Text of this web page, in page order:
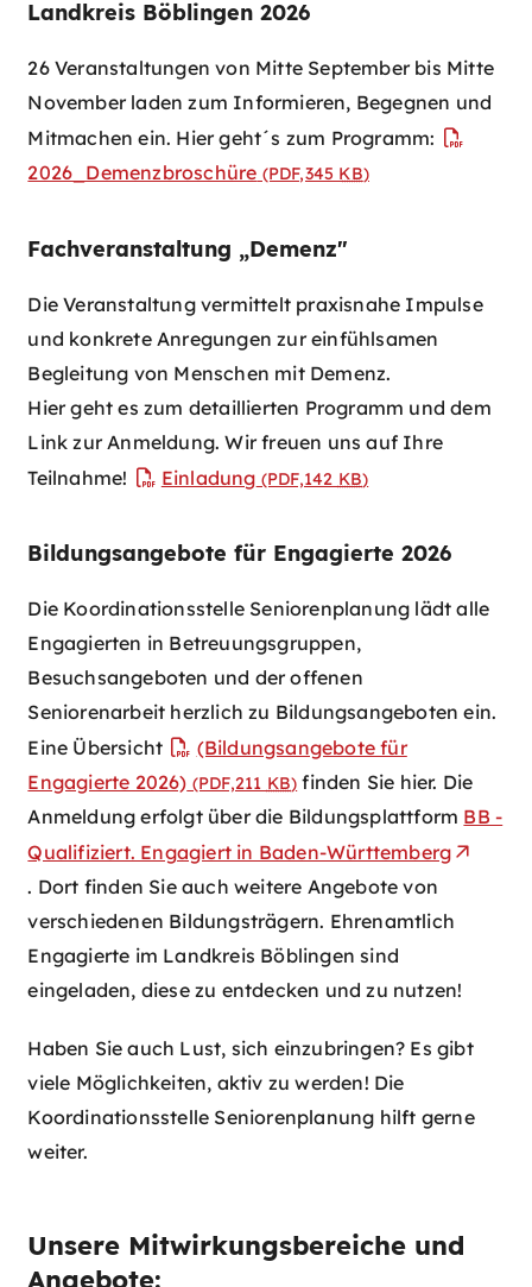
Landkreis Böblingen 2026
26 Veranstaltungen von Mitte September bis Mitte
November laden zum Informieren, Begegnen und
Mitmachen ein. Hier geht´s zum Programm:
2026_Demenzbroschüre (PDF,345 KB)
Fachveranstaltung „Demenz"
Die Veranstaltung vermittelt praxisnahe Impulse
und konkrete Anregungen zur einfühlsamen
Begleitung von Menschen mit Demenz.
Hier geht es zum detaillierten Programm und dem
Link zur Anmeldung. Wir freuen uns auf Ihre
Teilnahme!
Einladung (PDF,142 KB)
Bildungsangebote für Engagierte 2026
Die Koordinationsstelle Seniorenplanung lädt alle
Engagierten in Betreuungsgruppen,
Besuchsangeboten und der offenen
Seniorenarbeit herzlich zu Bildungsangeboten ein.
Eine Übersicht
(Bildungsangebote für
Engagierte 2026) (PDF,211 KB) finden Sie hier. Die
Anmeldung erfolgt über die Bildungsplattform BB -
Qualifiziert. Engagiert in Baden-Württemberg
. Dort finden Sie auch weitere Angebote von
verschiedenen Bildungsträgern. Ehrenamtlich
Engagierte im Landkreis Böblingen sind
eingeladen, diese zu entdecken und zu nutzen!
Haben Sie auch Lust, sich einzubringen? Es gibt
viele Möglichkeiten, aktiv zu werden! Die
Koordinationsstelle Seniorenplanung hilft gerne
weiter.
Unsere Mitwirkungsbereiche und
Angebote: